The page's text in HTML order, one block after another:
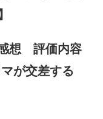
】
想 評価内容
が交差する